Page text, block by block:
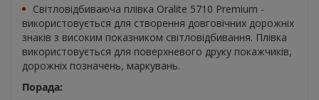
Світловідбиваюча плівка Oralite 5710 Premium -
використовується для створення довговічних дорожніх
знаків з високим показником світловідбивання. Плівка
використовується для поверхневого друку покажчиків,
дорожніх позначень, маркувань.
Порада: